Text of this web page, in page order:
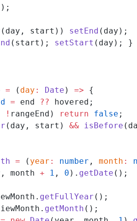
);
(day, start)) setEnd (day);
(start); setStart (day); }
= ( day : Date ) => {
= end ??
hovered;
! rangeEnd) return false ;
(day, start) && isBefore
= ( year : number , month :
month + 1 , 0 ). getDate ();
getFullYear ();
getMonth ();